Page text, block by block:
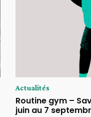
Actualités
Routine gym –
juin au 7